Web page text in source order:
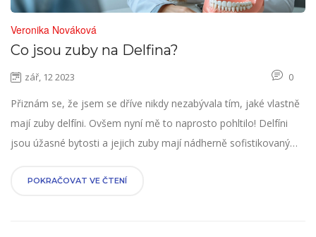
Veronika Nováková
Co jsou zuby na Delfina?
zář, 12 2023 0
Přiznám se, že jsem se dříve nikdy nezabývala tím, jaké vlastně
mají zuby delfíni. Ovšem nyní mě to naprosto pohltilo! Delfíni
jsou úžasné bytosti a jejich zuby mají nádherně sofistikovaný
podívám na to, co všechno zuby delfínů umožňují, a pokusím se
POKRAČOVAT VE ČTENÍ